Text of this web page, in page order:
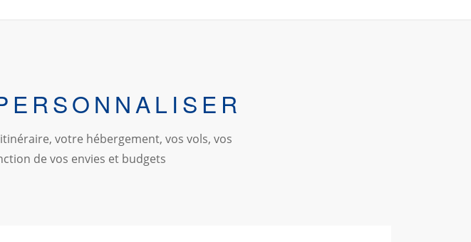
votre hébergement, vos vols, vos
de vos envies et budgets